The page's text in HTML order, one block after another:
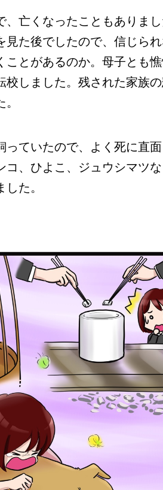
、亡くなったこともありま
た後でしたので、信じら
とがあるのか。母子とも
しました。残された家族
っていたので、よく死に直
、ひよこ、ジュウシマツ
た。